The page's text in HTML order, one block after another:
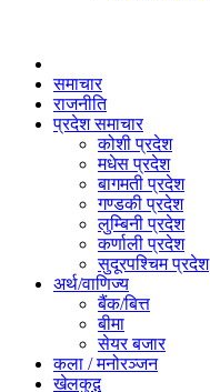
समाचार
राजनीति
प्रदेश समाचार
कोशी प्रदेश
मधेस प्रदेश
बागमती प्रदेश
गण्डकी प्रदेश
लुम्बिनी प्रदेश
कर्णाली प्रदेश
सुदूरपश्चिम प्रदेश
अर्थ/वाणिज्य
बैंक/बित्त
बीमा
सेयर बजार
कला / मनोरञ्जन
खेलकुद़़